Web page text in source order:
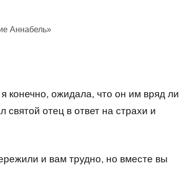
Аннабель»
конечно, ожидала, что он им вряд ли
отец в ответ на страхи и
и вам трудно, но вместе вы